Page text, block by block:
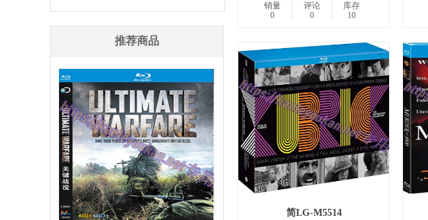
销量
0
评论
0
库存
10
简LG-M5514
推荐商品